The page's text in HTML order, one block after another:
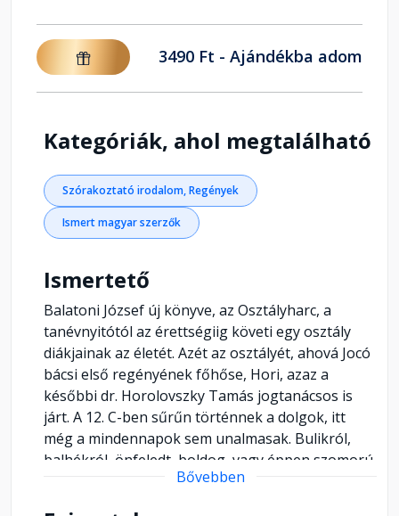
3490 Ft - Ajándékba adom
Kategóriák, ahol megtalálható
Szórakoztató irodalom, Regények
Ismert magyar szerzők
Ismertető
Balatoni József új könyve, az Osztályharc, a
tanévnyitótól az érettségiig követi egy osztály
diákjainak az életét. Azét az osztályét, ahová Jocó
bácsi első regényének főhőse, Hori, azaz a
későbbi dr. Horolovszky Tamás jogtanácsos is
járt. A 12. C-ben sűrűn történnek a dolgok, itt
még a mindennapok sem unalmasak. Bulikról,
balhékról, önfeledt, boldog, vagy éppen szomorú
pillanatokról, nagy kitárulkozásokról és
Bővebben